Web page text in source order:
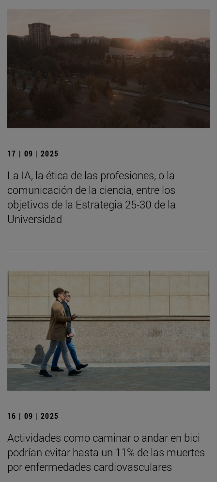
17 | 09 | 2025
La IA, la ética de las profesiones, o la
comunicación de la ciencia, entre los
objetivos de la Estrategia 25-30 de la
Universidad
16 | 09 | 2025
Actividades como caminar o andar en bici
podrían evitar hasta un 11% de las muertes
por enfermedades cardiovasculares